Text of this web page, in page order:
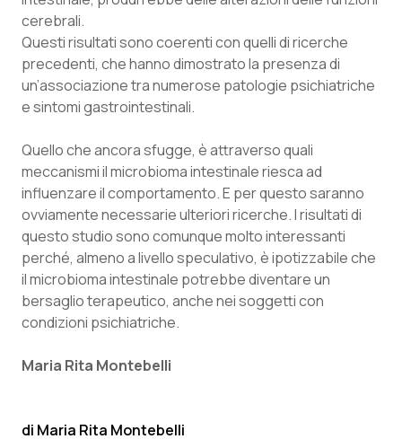
Rene & patologie urogenitali
Salute orale & impianti
Sangue & coagulazione
Tiroide
Tumore al seno
Tumore ovarico
Tumori del Polmone & Testa Collo
Tumori gastrointestinali
Vaccini
cerebrali.
Questi risultati sono coerenti con quelli di ricerche
precedenti, che hanno dimostrato la presenza di
un’associazione tra numerose patologie psichiatriche
e sintomi gastrointestinali.
Quello che ancora sfugge, è attraverso quali
meccanismi il microbioma intestinale riesca ad
influenzare il comportamento. E per questo saranno
ovviamente necessarie ulteriori ricerche. I risultati di
questo studio sono comunque molto interessanti
perché, almeno a livello speculativo, è ipotizzabile che
il microbioma intestinale potrebbe diventare un
bersaglio terapeutico, anche nei soggetti con
condizioni psichiatriche.
Maria Rita Montebelli
Maria Rita Montebelli